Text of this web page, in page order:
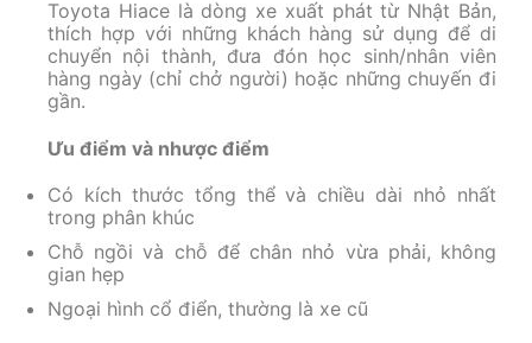
Toyota Hiace là dòng xe xuất phát từ Nhật Bản,
thích hợp với những khách hàng sử dụng để di
chuyển nội thành, đưa đón học sinh/nhân viên
hàng ngày (chỉ chở người) hoặc những chuyến đi
gần.
Ưu điểm và nhược điểm
Có kích thước tổng thể và chiều dài nhỏ nhất
trong phân khúc
Chỗ ngồi và chỗ để chân nhỏ vừa phải, không
gian hẹp
Ngoại hình cổ điển, thường là xe cũ